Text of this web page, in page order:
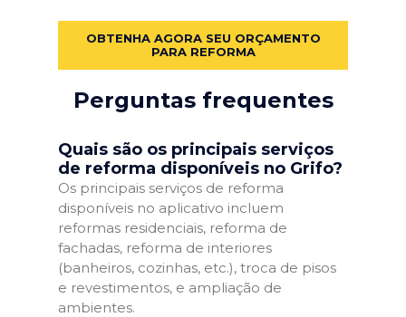
OBTENHA AGORA SEU ORÇAMENTO
PARA REFORMA
Perguntas frequentes
Quais são os principais serviços
de reforma disponíveis no Grifo?
Os principais serviços de reforma
disponíveis no aplicativo incluem
reformas residenciais, reforma de
fachadas, reforma de interiores
(banheiros, cozinhas, etc.), troca de pisos
e revestimentos, e ampliação de
ambientes.